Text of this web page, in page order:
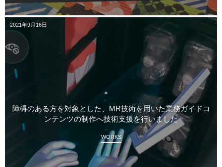
2021年9月16日
障碍のある方を対象とした、MR技術を用いた業務ガイドコ
ンテンツの制作へ技術支援を行いました
WORKS